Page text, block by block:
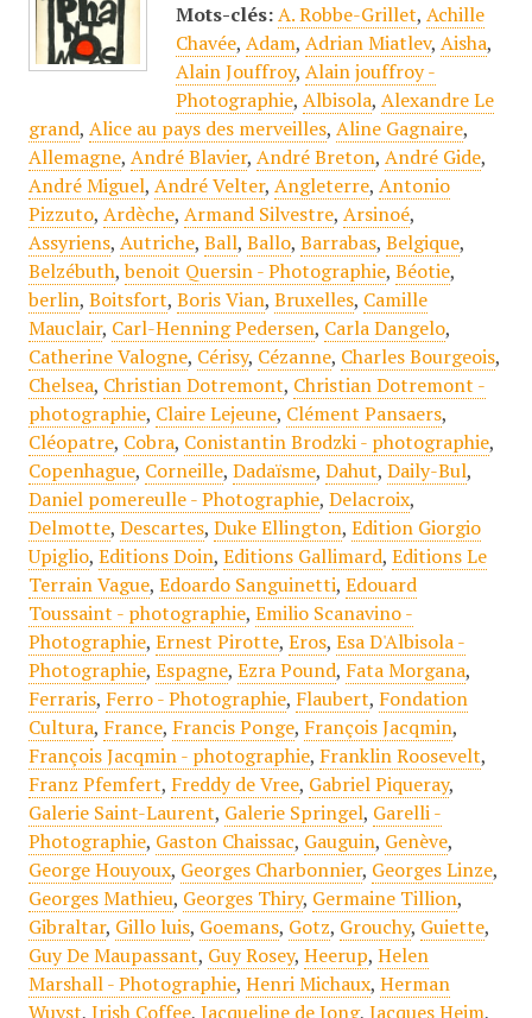
Mots-clés: A. Robbe-Grillet, Achille
Chavée, Adam, Adrian Miatlev, Aisha,
Alain Jouffroy, Alain jouffroy -
Photographie, Albisola, Alexandre Le
grand, Alice au pays des merveilles, Aline Gagnaire,
Allemagne, André Blavier, André Breton, André Gide,
André Miguel, André Velter, Angleterre, Antonio
Pizzuto, Ardèche, Armand Silvestre, Arsinoé,
Assyriens, Autriche, Ball, Ballo, Barrabas, Belgique,
Belzébuth,benoit Quersin - Photographie, Béotie,
berlin, Boitsfort, Boris Vian, Bruxelles, Camille
Mauclair, Carl-Henning Pedersen, Carla Dangelo,
Catherine Valogne, Cérisy, Cézanne, Charles Bourgeois,
Chelsea, Christian Dotremont, Christian Dotremont -
photographie, Claire Lejeune, Clément Pansaers,
Cléopatre, Cobra, Conistantin Brodzki - photographie,
Copenhague, Corneille, Dadaïsme, Dahut, Daily-Bul,
Daniel pomereulle - Photographie, Delacroix,
Delmotte, Descartes, Duke Ellington, Edition Giorgio
Upiglio, Editions Doin, Editions Gallimard, Editions Le
Terrain Vague, Edoardo Sanguinetti, Edouard
Toussaint - photographie, Emilio Scanavino -
Photographie, Ernest Pirotte, Eros, Esa D'Albisola -
Photographie, Espagne, Ezra Pound, Fata Morgana,
Ferraris, Ferro - Photographie, Flaubert, Fondation
Cultura, France, Francis Ponge, François Jacqmin,
François Jacqmin - photographie, Franklin Roosevelt,
Franz Pfemfert, Freddy de Vree, Gabriel Piqueray,
Galerie Saint-Laurent, Galerie Springel, Garelli -
Photographie, Gaston Chaissac, Gauguin, Genève,
George Houyoux, Georges Charbonnier, Georges Linze,
Georges Mathieu, Georges Thiry, Germaine Tillion,
Gibraltar, Gillo luis, Goemans, Gotz, Grouchy, Guiette,
Guy De Maupassant, Guy Rosey, Heerup, Helen
Marshall - Photographie, Henri Michaux, Herman
Wuyst, Irish Coffee, Jacqueline de Jong, Jacques Heim,